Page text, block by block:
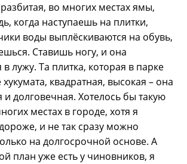
во многих местах ямы,
когда наступаешь на плитки,
воды выплёскиваются на обувь,
Ставишь ногу, и она
в лужу. Та плитка, которая в парке
квадратная, высокая – она
долговечная. Хотелось бы такую
местах в городе, хотя я
и не так сразу можно
на долгосрочной основе. А
план уже есть у чиновников, я